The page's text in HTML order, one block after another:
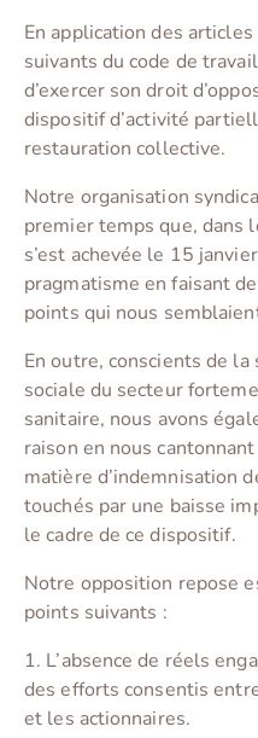
En application des
suivants du code de
d’exercer son droit
dispositif d’activité
restauration collective.
Notre organisation
premier temps que, dans
s’est achevée le 15
pragmatisme en faisant
points qui nous
En outre, conscients de
sociale du secteur
sanitaire, nous avons
raison en nous
matière d’indemnisation
touchés par une baisse
le cadre de ce dispositif.
Notre opposition repose
points suivants :
1. L’absence de réels
des efforts consentis
et les actionnaires.